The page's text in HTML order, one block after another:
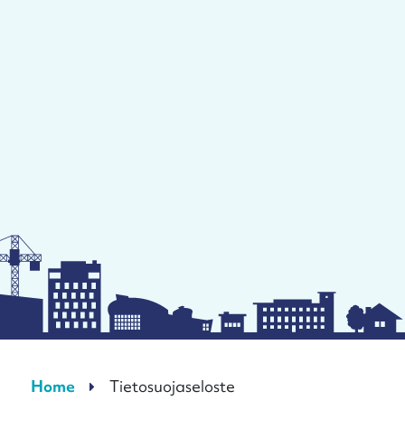
Home Tietosuojaseloste